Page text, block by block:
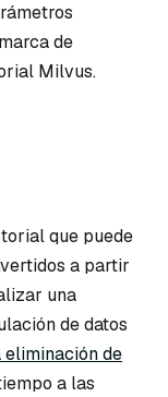
de
Milvus.
que puede
a partir
una
de datos
de
a las